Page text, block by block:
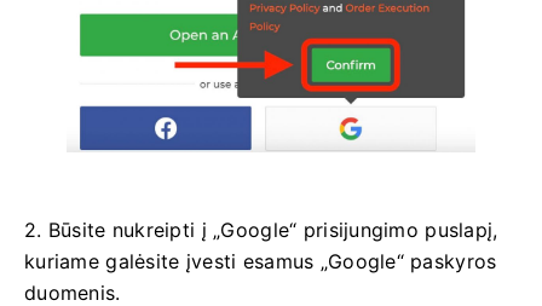
2. Būsite nukreipti į „Google“ prisijungimo puslapį,
kuriame galėsite įvesti esamus „Google“ paskyros
duomenis.